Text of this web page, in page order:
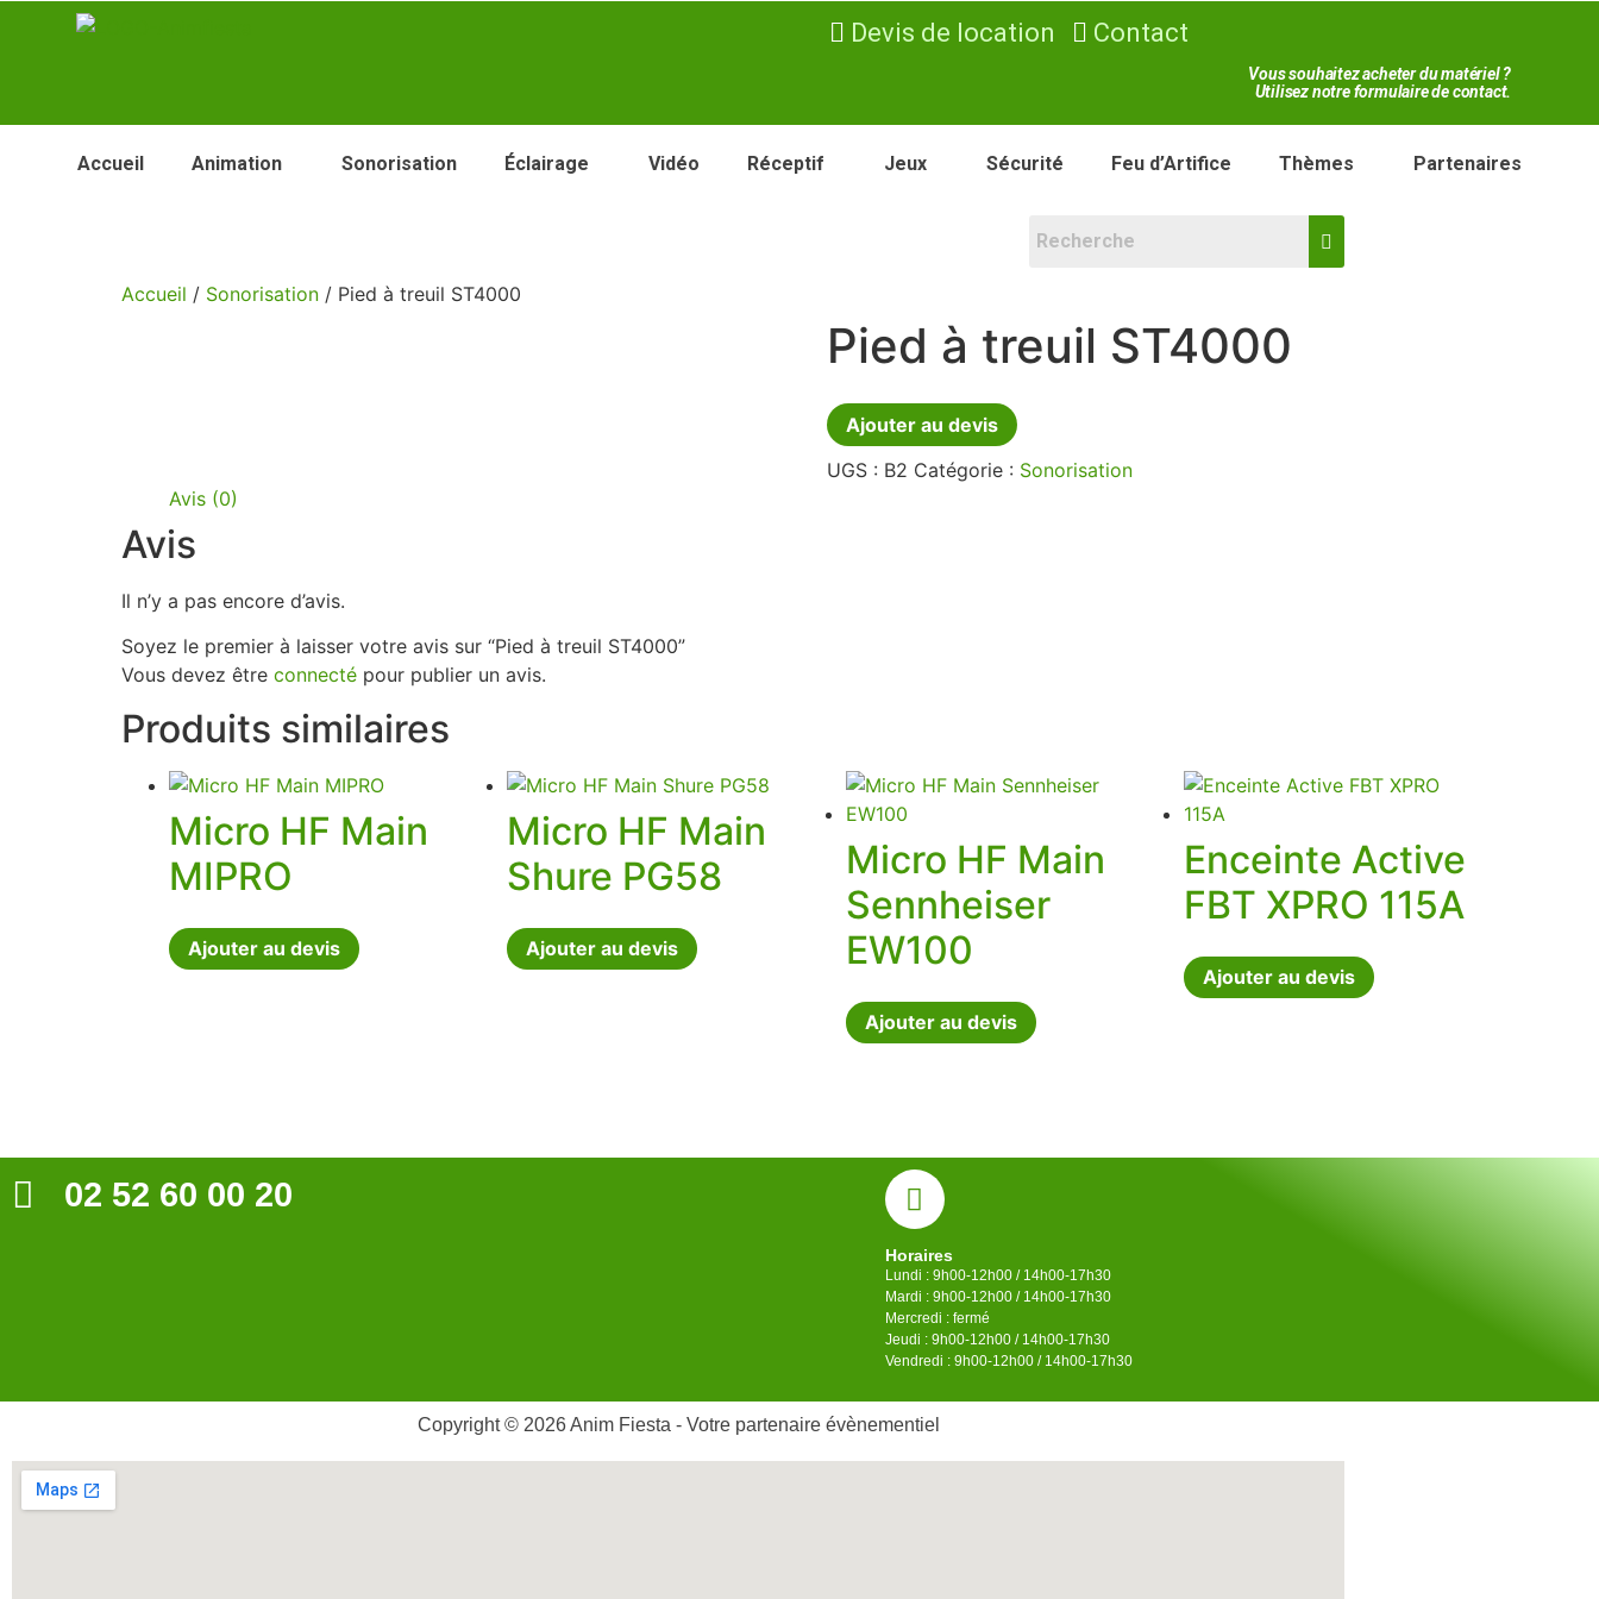
Devis de location Contact
Vous souhaitez acheter du matériel ?
Utilisez notre formulaire de contact.
Accueil Animation Sonorisation Éclairage Vidéo Réceptif Jeux Sécurité Feu d’Artifice Thèmes Partenaires
Accueil / Sonorisation / Pied à treuil ST4000
Pied à treuil ST4000
Ajouter au devis
UGS : B2 Catégorie : Sonorisation
Avis (0)
Avis
Il n’y a pas encore d’avis.
Soyez le premier à laisser votre avis sur “Pied à treuil ST4000”
Vous devez être connecté pour publier un avis.
Produits similaires
Micro HF Main
MIPRO
Ajouter au devis
Micro HF Main
Shure PG58
Ajouter au devis
Micro HF Main
Sennheiser
EW100
Ajouter au devis
Enceinte Active
FBT XPRO 115A
Ajouter au devis
02 52 60 00 20
Horaires
Lundi : 9h00-12h00 / 14h00-17h30
Mardi : 9h00-12h00 / 14h00-17h30
Mercredi : fermé
Jeudi : 9h00-12h00 / 14h00-17h30
Vendredi : 9h00-12h00 / 14h00-17h30
Copyright © 2026 Anim Fiesta - Votre partenaire évènementiel